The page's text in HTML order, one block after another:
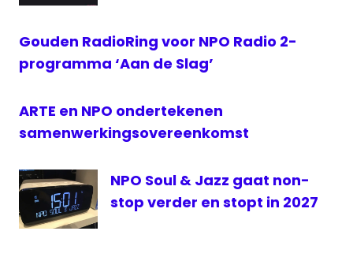
Award
Gouden RadioRing voor NPO Radio 2-
programma ‘Aan de Slag’
ARTE en NPO ondertekenen
samenwerkingsovereenkomst
NPO Soul & Jazz gaat non-
stop verder en stopt in 2027